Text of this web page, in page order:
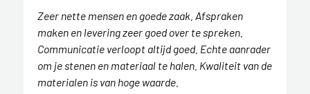
Zeer nette mensen en goede zaak. Afspraken
maken en levering zeer goed over te spreken.
Communicatie verloopt altijd goed. Echte aanrader
om je stenen en materiaal te halen. Kwaliteit van de
materialen is van hoge waarde.